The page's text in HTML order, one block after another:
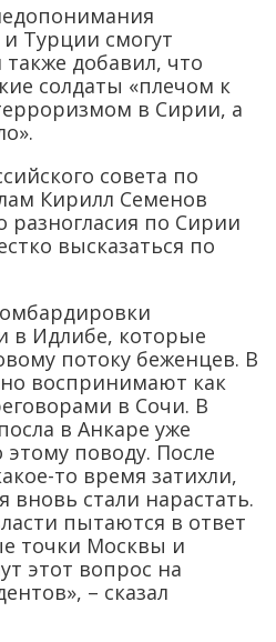
Турции смогут
добавил, что
солдаты «плечом к
в Сирии, а
совета по
Кирилл Семенов
разногласия по Сирии
высказаться по
в Идлибе, которые
потоку беженцев. В
воспринимают как
в Сочи. В
в Анкаре уже
поводу. После
то время затихли,
стали нарастать.
пытаются в ответ
точки Москвы и
этот вопрос на
– сказал